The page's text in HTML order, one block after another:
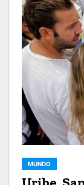
MUNDO